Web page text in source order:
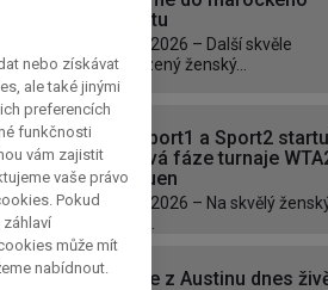
Rabatu
17. 5. 2026 – Další skvěle
obsazený ženský...
Na Sport1 a Sport2
klíčová fáze turnaje
v Rouen
16. 4. 2026 – Na skvělý
Finále z Austinu dnes
nebo získávat
ale také jinými
preferencích
funkčnosti
vám zajistit
vaše právo
Pokud
může mít
nabídnout.